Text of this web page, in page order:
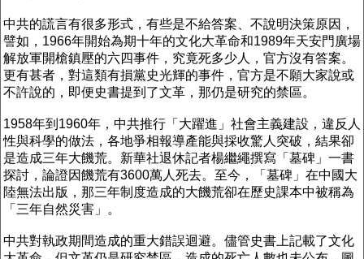
中共的謊言有很多形式，有些是不給答案、不說明決策原因，
譬如，1966年開始為期十年的文化大革命和1989年天安門廣場
解放軍開槍鎮壓的六四事件，究竟死多少人，官方沒有答案。
更有甚者，對這類有損黨史光輝的事件，官方是不願大家說或
不許說的，即便史書提到了文革，那仍是研究的禁區。
1958年到1960年，中共推行「大躍進」社會主義建設，違反人
性與科學的做法，各地爭相報導產能與採收驚人突破，結果卻
是造成三年大饑荒。新華社退休記者楊繼繩撰寫「墓碑」一書
探討，論證因饑荒有3600萬人死去。至今，「墓碑」在中國大
陸無法出版，那三年制度造成的大饑荒卻在歷史課本中被稱為
「三年自然災害」。
中共對執政期間造成的重大錯誤迴避。儘管史書上記載了文化